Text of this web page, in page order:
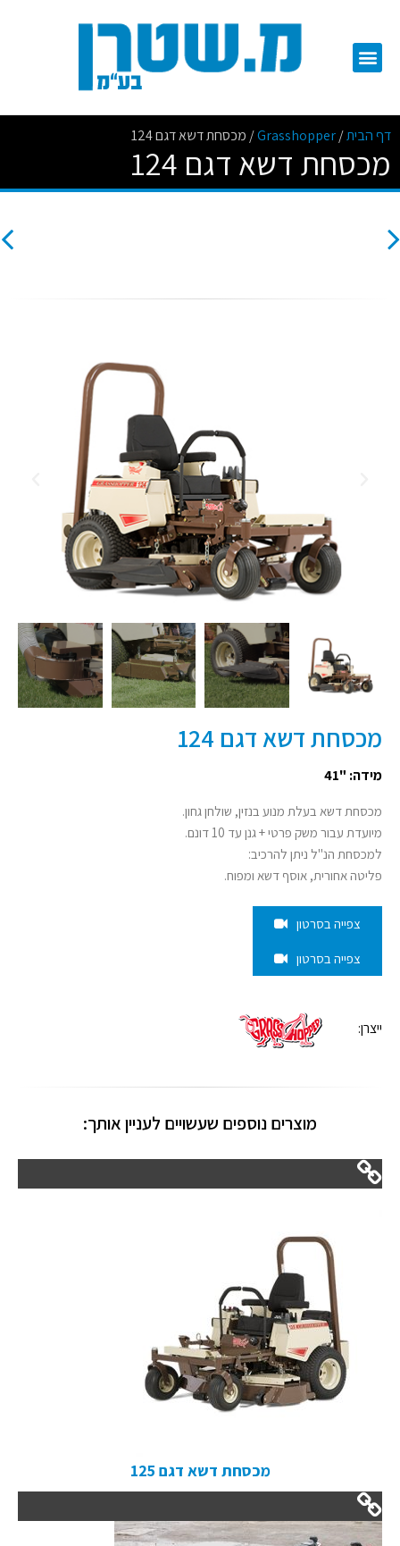
דף הבית/
Grasshopper
/ מכסחת דשא דגם 124
מכסחת דשא דגם 124
מכסחת דשא דגם 124
מידה: "41
מכסחת דשא בעלת מנוע בנזין, שולחן גחון.
מיועדת עבור משק פרטי + גנן עד 10 דונם.
למכסחת הנ"ל ניתן להרכיב:
פליטה אחורית, אוסף דשא ומפוח.
צפייה בסרטון
צפייה בסרטון
ייצרן:
מוצרים נוספים שעשויים לעניין אותך:
מכסחת דשא דגם 125